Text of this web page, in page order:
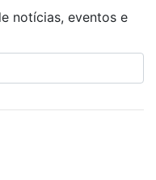
notícias, eventos e